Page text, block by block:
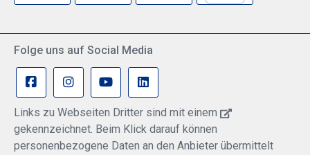
Folge uns auf Social Media
Links zu Webseiten Dritter sind mit einem
gekennzeichnet. Beim Klick darauf können
personenbezogene Daten an den Anbieter übermittelt